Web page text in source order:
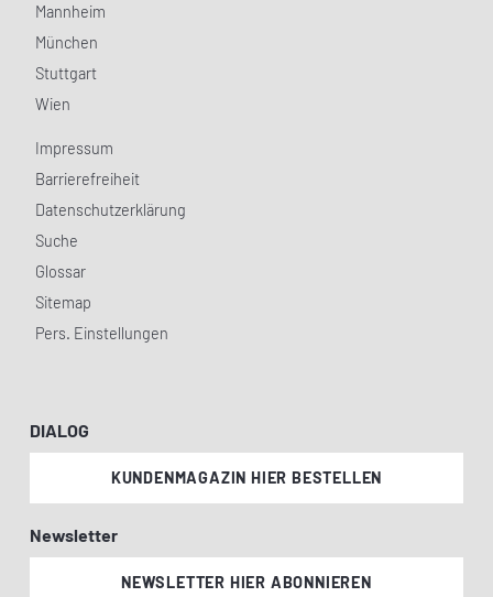
Mannheim
München
Stuttgart
Wien
Impressum
Barrierefreiheit
Datenschutzerklärung
Suche
Glossar
Sitemap
Pers. Einstellungen
DIALOG
KUNDENMAGAZIN HIER BESTELLEN
Newsletter
NEWSLETTER HIER ABONNIEREN